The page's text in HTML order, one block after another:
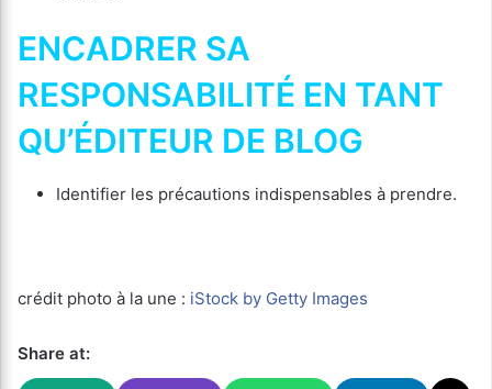
ENCADRER SA
RESPONSABILITÉ EN TANT
QU’ÉDITEUR DE BLOG
Identifier les précautions indispensables à prendre.
crédit photo à la une : iStock by Getty Images
Share at: